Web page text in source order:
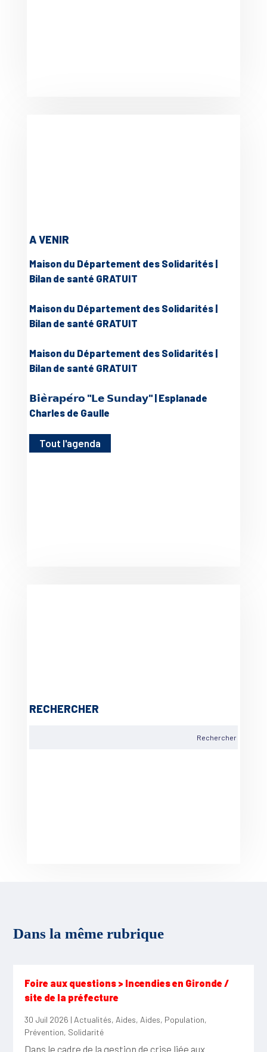
A VENIR
Maison du Département des Solidarités |
Bilan de santé GRATUIT
Maison du Département des Solidarités |
Bilan de santé GRATUIT
Maison du Département des Solidarités |
Bilan de santé GRATUIT
𝗕𝗶𝗲̀𝗿𝗮𝗽𝗲́𝗿𝗼 "𝗟𝗲 𝗦𝘂𝗻𝗱𝗮𝘆" | Esplanade
Charles de Gaulle
Tout l'agenda
RECHERCHER
Dans la même rubrique
Foire aux questions > Incendies en Gironde /
site de la préfecture
30 Juil 2026 | Actualités, Aides, Aides, Population,
Prévention, Solidarité
Dans le cadre de la gestion de crise liée aux